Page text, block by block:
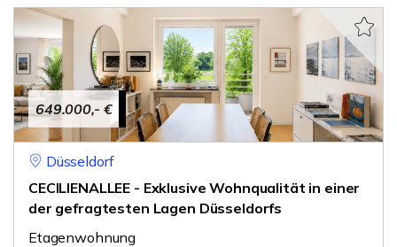
649.000,- €
Düsseldorf
CECILIENALLEE - Exklusive Wohnqualität in einer
der gefragtesten Lagen Düsseldorfs
Etagenwohnung